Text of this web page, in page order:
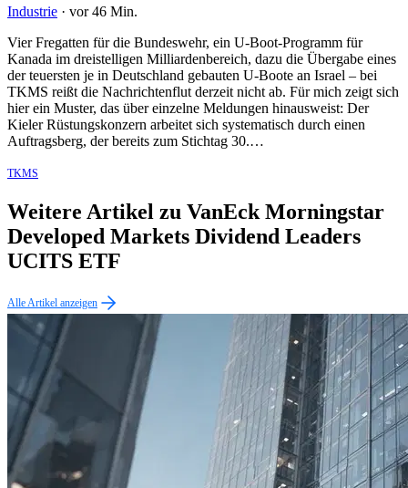
Industrie · vor 46 Min.
Vier Fregatten für die Bundeswehr, ein U-Boot-Programm für
Kanada im dreistelligen Milliardenbereich, dazu die Übergabe eines
der teuersten je in Deutschland gebauten U-Boote an Israel – bei
TKMS reißt die Nachrichtenflut derzeit nicht ab. Für mich zeigt sich
hier ein Muster, das über einzelne Meldungen hinausweist: Der
Kieler Rüstungskonzern arbeitet sich systematisch durch einen
Auftragsberg, der bereits zum Stichtag 30.…
TKMS
Weitere Artikel zu VanEck Morningstar
Developed Markets Dividend Leaders
UCITS ETF
Alle Artikel anzeigen